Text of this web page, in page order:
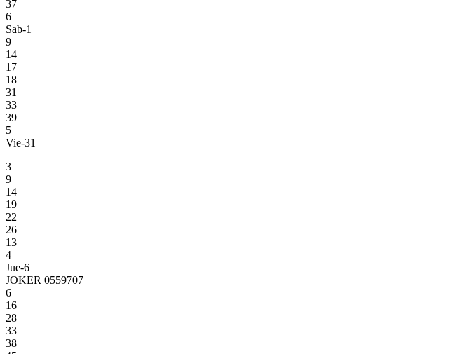
37
6
Sab-1
9
14
17
18
31
33
39
5
Vie-31
3
9
14
19
22
26
13
4
Jue-6
JOKER 0559707
6
16
28
33
38